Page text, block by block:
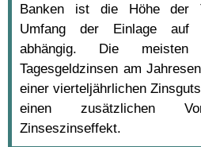
Banken ist die Höhe der
Umfang der Einlage auf
abhängig. Die meisten
Tagesgeldzinsen am
einer vierteljährlichen
einen zusätzlichen
Zinseszinseffekt.